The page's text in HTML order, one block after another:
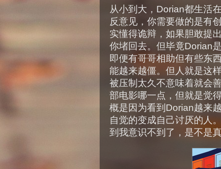
从小到大，Dorian都生活
反意见，你需要做的是有
实懂得诡辩，如果胆敢提
你堵回去。但毕竟Dorian
即便有哥哥相助但有些东
能越来越僵。但人就是这
被压制太久不意味着就会
部电影哪一点，但就是觉
概是因为看到Dorian越来
自觉的变成自己讨厌的人
到我意识不到了，是不是